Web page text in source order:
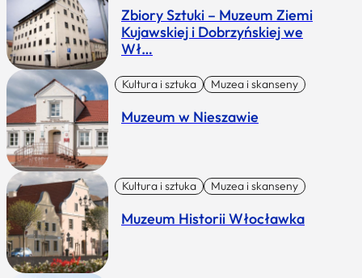
Zbiory Sztuki – Muzeum Ziemi
Kujawskiej i Dobrzyńskiej we
Wł…
Kultura i sztuka Muzea i skanseny
Muzeum w Nieszawie
Kultura i sztuka Muzea i skanseny
Muzeum Historii Włocławka